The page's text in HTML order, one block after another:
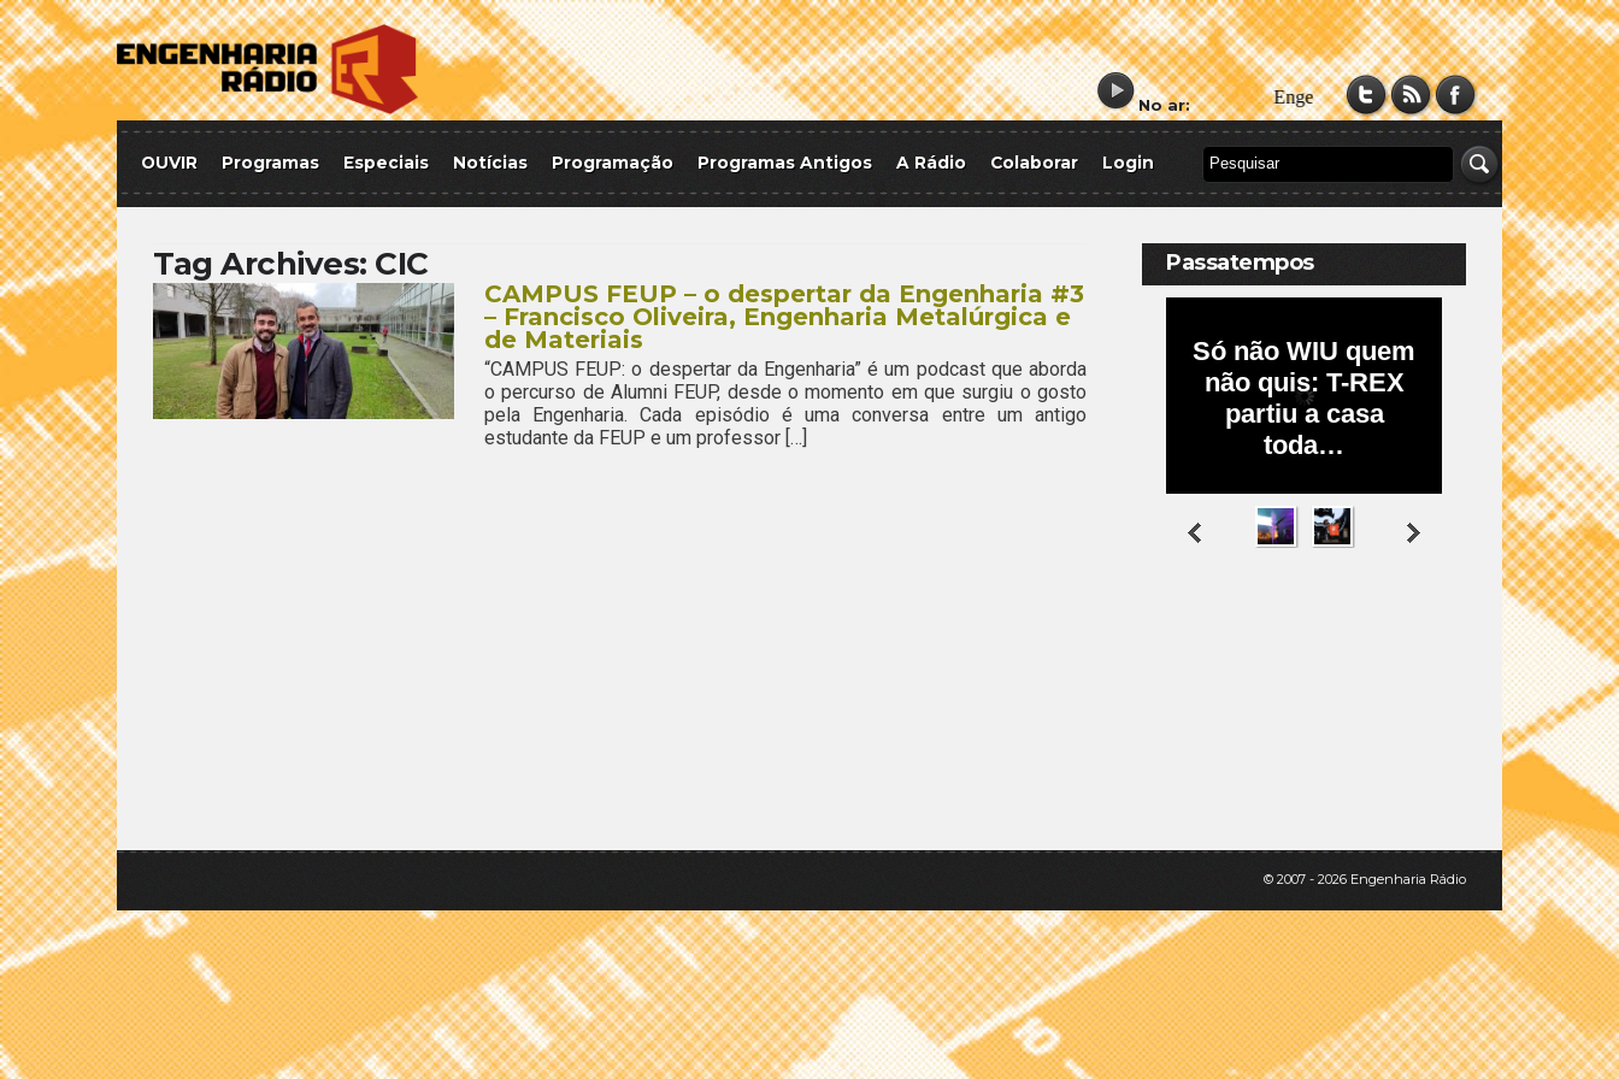
No ar:
OUVIR Programas Especiais Notícias Programação Programas Antigos A Rádio Colaborar Login
Tag Archives: CIC
CAMPUS FEUP – o despertar da Engenharia #3
– Francisco Oliveira, Engenharia Metalúrgica e
de Materiais
“CAMPUS FEUP: o despertar da Engenharia” é um podcast que aborda
o percurso de Alumni FEUP, desde o momento em que surgiu o gosto
pela Engenharia. Cada episódio é uma conversa entre um antigo
estudante da FEUP e um professor […]
Passatempos
© 2007 - 2026 Engenharia Rádio